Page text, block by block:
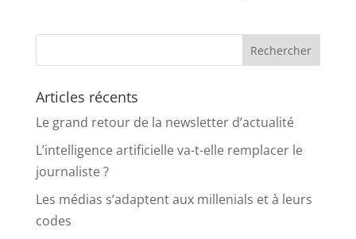
Articles récents
Le grand retour de la newsletter d’actualité
L’intelligence artificielle va-t-elle remplacer le
journaliste ?
Les médias s’adaptent aux millenials et à leurs
codes